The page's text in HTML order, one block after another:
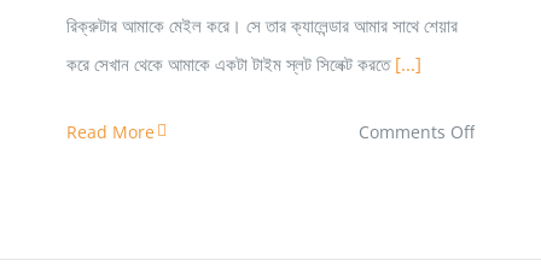
রিক্রুটার আমাকে মেইল করে। সে তার ক্যালেন্ডার আমার সাথে শেয়ার
করে সেখান থেকে আমাকে একটা টাইম স্লট সিলেক্ট করতে [...]
Read More Comments Offon